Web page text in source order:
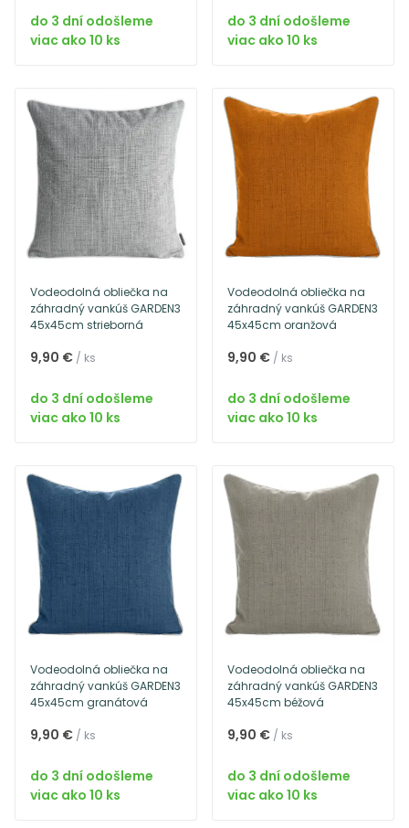
do 3 dní odošleme
viac ako 10 ks
do 3 dní odošleme
viac ako 10 ks
Vodeodolná obliečka na
záhradný vankúš GARDEN3
45x45cm strieborná
9,90 € / ks
do 3 dní odošleme
viac ako 10 ks
Vodeodolná obliečka na
záhradný vankúš GARDEN3
45x45cm oranžová
9,90 € / ks
do 3 dní odošleme
viac ako 10 ks
Vodeodolná obliečka na
záhradný vankúš GARDEN3
45x45cm granátová
9,90 € / ks
do 3 dní odošleme
viac ako 10 ks
Vodeodolná obliečka na
záhradný vankúš GARDEN3
45x45cm béžová
9,90 € / ks
do 3 dní odošleme
viac ako 10 ks